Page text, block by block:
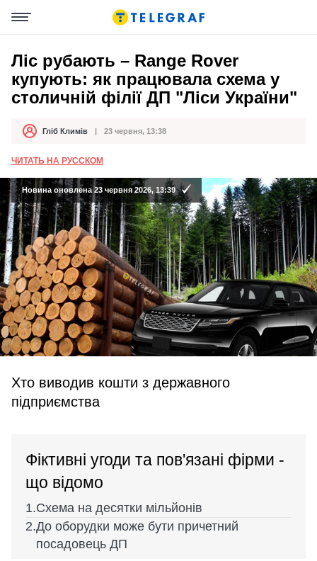
Ліс рубають – Range Rover
купують: як працювала схема у
столичній філії ДП "Ліси України"
АвторГліб Климів
Дата публікації 23 червня, 13:38
ЧИТАТЬ НА РУССКОМ
Новина оновлена 23 червня 2026, 13:39
Хто виводив кошти з державного
підприємства
Фіктивні угоди та пов'язані фірми -
що відомо
Схема на десятки мільйонів
До оборудки може бути причетний
посадовець ДП